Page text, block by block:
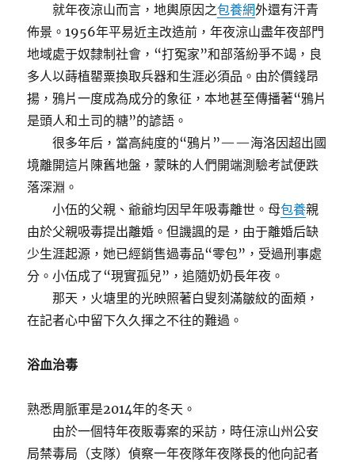
就年夜涼山而言，地輿原因之包養網外還有汗青
佈景。1956年平易近主改造前，年夜涼山盡年夜部門
地域處于奴隸制社會，“打冤家”和部落紛爭不竭，良
多人以蒔植罌粟換取兵器和生涯必須品。由於價錢昂
揚，鴉片一度成為成分的象征，本地甚至傳播著“鴉片
是頭人和土司的糖”的諺語。
很多年后，當高純度的“鴉片”——海洛因超出國
境離開這片陳舊地盤，蒙昧的人們開端測驗考試便跌
落深淵。
小伍的父親、爺爺均因早年吸毒離世。母包養親
由於父親吸毒提出離婚。但譏諷的是，由于離婚后缺
少生涯起源，她已經銷售過毒品“零包”，受過刑事處
分。小伍成了“現實孤兒”，追隨奶奶長年夜。
那天，火塘里的光映照著白叟刻滿皺紋的面頰，
在記者心中留下久久揮之不往的難過。
浴血治毒
熟悉周脈軍是2014年的冬天。
由於一個特年夜販毒案的采訪，時任涼山州公安
局禁毒局（支隊）偵察一年夜隊年夜隊長的他向記者